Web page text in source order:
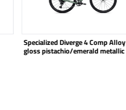
Specialized Diverge 4 Comp Alloy
gloss pistachio/emerald metallic